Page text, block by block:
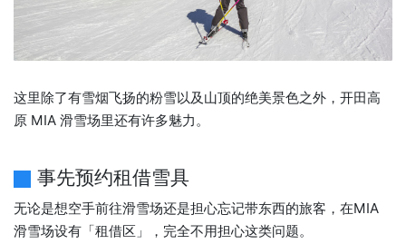
这里除了有雪烟飞扬的粉雪以及山顶的绝美景色之外，开田高
原 MIA 滑雪场里还有许多魅力。
事先预约租借雪具
无论是想空手前往滑雪场还是担心忘记带东西的旅客，在MIA
滑雪场设有「租借区」，完全不用担心这类问题。